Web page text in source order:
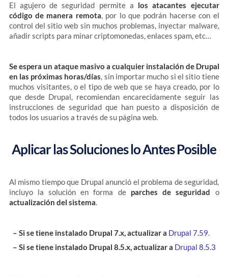
El agujero de seguridad permite a los atacantes ejecutar
código de manera remota, por lo que podrán hacerse con el
control del sitio web sin muchos problemas, inyectar malware,
añadir scripts para minar criptomonedas, enlaces spam, etc…
Se espera un ataque masivo a cualquier instalación de Drupal
en las próximas horas/días, sin importar mucho si el sitio tiene
muchos visitantes, o el tipo de web que se haya creado, por lo
que desde Drupal, recomiendan encarecidamente seguir las
instrucciones de seguridad que han puesto a disposición de
todos los usuarios a través de su página web.
Aplicar las Soluciones lo Antes Posible
Al mismo tiempo que Drupal anunció el problema de seguridad,
incluyo la solución en forma de parches de seguridad o
actualización del sistema.
– Si se tiene instalado Drupal 7.x, actualizar a Drupal 7.59.
– Si se tiene instalado Drupal 8.5.x, actualizar a Drupal 8.5.3